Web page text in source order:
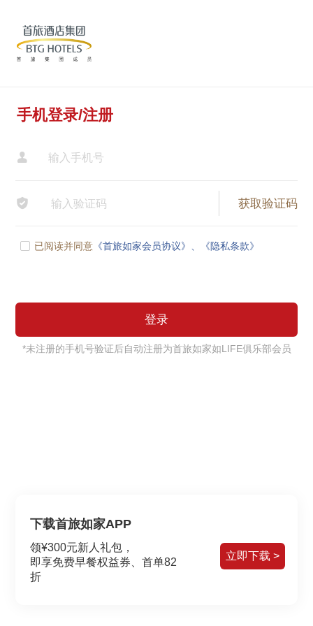
手机登录/注册


已阅读并同意 《首旅如家会员协议》、 《隐私条款》
*未注册的手机号验证后自动注册为首旅如家如LIFE俱乐部会员
下载首旅如家APP
领¥300元新人礼包，
即享免费早餐权益券、首单82
折
立即下载 >